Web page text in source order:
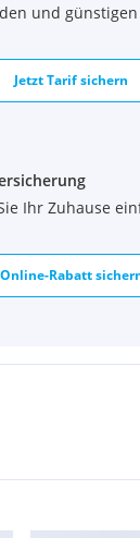
und
Jetzt Tarif sichern
Ihr Zuhause
Online-Rabatt